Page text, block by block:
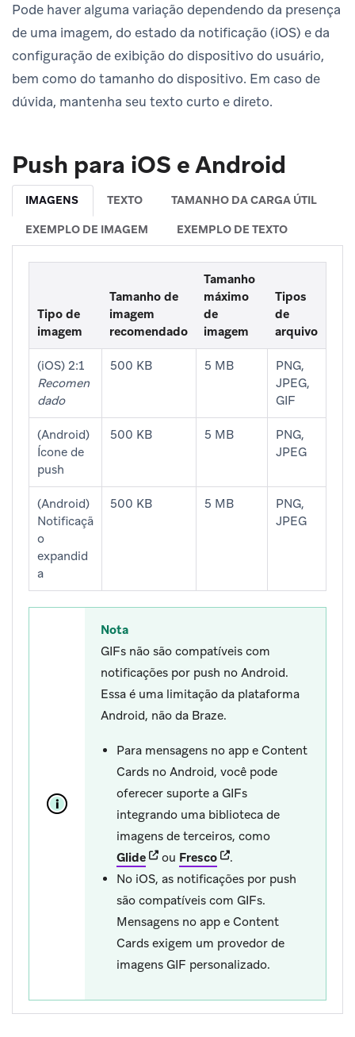
Pode haver alguma variação dependendo da presença
de uma imagem, do estado da notificação (iOS) e da
configuração de exibição do dispositivo do usuário,
bem como do tamanho do dispositivo. Em caso de
dúvida, mantenha seu texto curto e direto.
Push para iOS e Android
IMAGENS TEXTO TAMANHO DA CARGA ÚTIL
EXEMPLO DE IMAGEM EXEMPLO DE TEXTO
Tipo de
imagem
Tamanho de
imagem
recomendado
Tamanho
máximo
de
imagem
Tipos
de
arquivo
(iOS) 2:1
Recomen
dado
500 KB 5 MB
PNG,
JPEG,
GIF
(Android)
Ícone de
push
500 KB 5 MB
PNG,
JPEG
(Android)
Notificaçã
o
expandid
a
500 KB 5 MB
PNG,
JPEG
Nota
GIFs não são compatíveis com
notificações por push no Android.
Essa é uma limitação da plataforma
Android, não da Braze.
Para mensagens no app e Content
Cards no Android, você pode
oferecer suporte a GIFs
integrando uma biblioteca de
imagens de terceiros, como
Glide(opens in new tab)
ou Fresco(opens in new tab)
.
No iOS, as notificações por push
são compatíveis com GIFs.
Mensagens no app e Content
Cards exigem um provedor de
imagens GIF personalizado.